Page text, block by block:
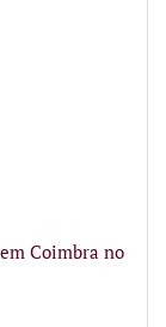
Coimbra no